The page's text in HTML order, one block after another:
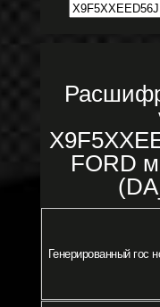
FORD
Генерированный гос